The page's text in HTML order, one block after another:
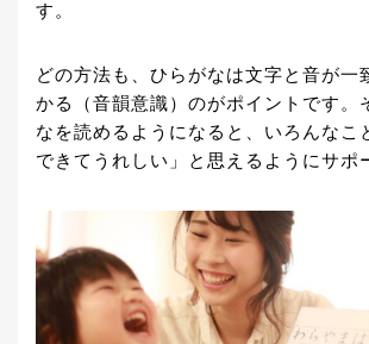
す。
どの方法も、ひらがなは文字と音が一
かる（音韻意識）のがポイントです。
なを読めるようになると、いろんなこ
できてうれしい」と思えるようにサポ